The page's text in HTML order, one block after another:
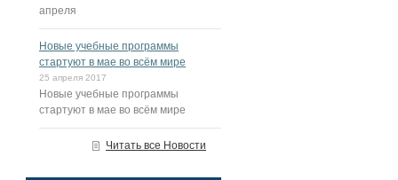
апреля
Новые учебные программы
стартуют в мае во всём мире
25 апреля 2017
Новые учебные программы
стартуют в мае во всём мире
Читать все Новости